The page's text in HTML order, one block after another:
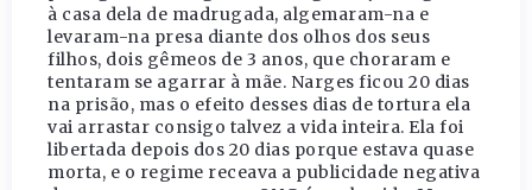
à casa dela de madrugada, algemaram-na e
levaram-na presa diante dos olhos dos seus
filhos, dois gêmeos de 3 anos, que choraram e
tentaram se agarrar à mãe. Narges ficou 20 dias
na prisão, mas o efeito desses dias de tortura ela
vai arrastar consigo talvez a vida inteira. Ela foi
libertada depois dos 20 dias porque estava quase
morta, e o regime receava a publicidade negativa